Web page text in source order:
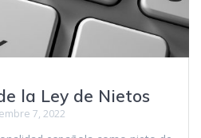
la Ley de Nietos
7, 2022